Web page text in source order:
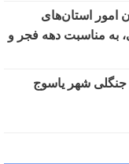
امور استان‌های
به مناسبت دهه فجر و
شهر یاسوج